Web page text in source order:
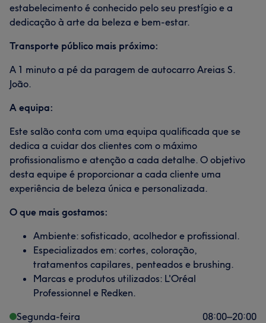
estabelecimento é conhecido pelo seu prestígio e a
dedicação à arte da beleza e bem-estar.
Transporte público mais próximo:
A 1 minuto a pé da paragem de autocarro Areias S.
João.
A equipa:
Este salão conta com uma equipa qualificada que se
dedica a cuidar dos clientes com o máximo
profissionalismo e atenção a cada detalhe. O objetivo
desta equipe é proporcionar a cada cliente uma
experiência de beleza única e personalizada.
O que mais gostamos:
Ambiente: sofisticado, acolhedor e profissional.
Especializados em: cortes, coloração,
tratamentos capilares, penteados e brushing.
Marcas e produtos utilizados: L'Oréal
Professionnel e Redken.
Segunda-feira
08:00–20:00